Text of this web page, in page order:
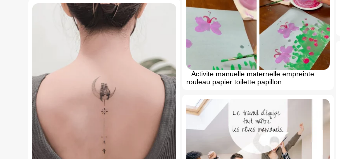
Activite manuelle maternelle empreinte
rouleau papier toilette papillon